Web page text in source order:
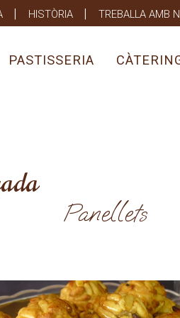
HISTÒRIA TREBALLA AMB
PASTISSERIA
Panellets